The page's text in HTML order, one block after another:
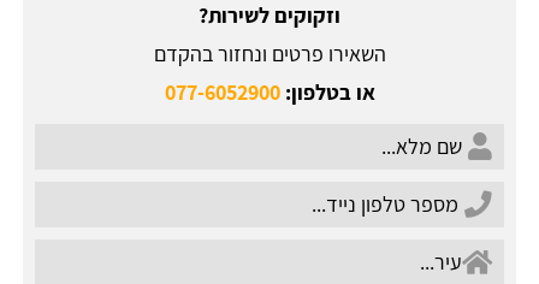
וזקוקים לשירות?
השאירו פרטים ונחזור בהקדם
או בטלפון:077-6052900